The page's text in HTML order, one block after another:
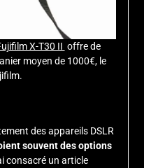
X-T30 II offre de
moyen de 1000€, le
des appareils DSLR
souvent des options
consacré un article